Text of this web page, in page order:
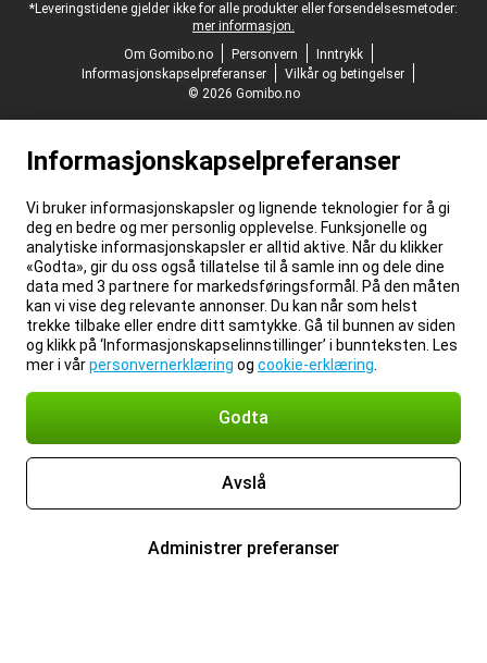
*Leveringstidene gjelder ikke for alle produkter eller forsendelsesmetoder:
mer informasjon.
Om Gomibo.no
Personvern
Inntrykk
Informasjonskapselpreferanser
Vilkår og betingelser
© 2026 Gomibo.no
Informasjonskapselpreferanser
Vi bruker informasjonskapsler og lignende teknologier for å gi
deg en bedre og mer personlig opplevelse. Funksjonelle og
analytiske informasjonskapsler er alltid aktive. Når du klikker
«Godta», gir du oss også tillatelse til å samle inn og dele dine
data med 3 partnere for markedsføringsformål. På den måten
kan vi vise deg relevante annonser. Du kan når som helst
trekke tilbake eller endre ditt samtykke. Gå til bunnen av siden
og klikk på ‘Informasjonskapselinnstillinger’ i bunnteksten. Les
mer i vårpersonvernerklæring og cookie-erklæring
Godta
Avslå
Administrer preferanser